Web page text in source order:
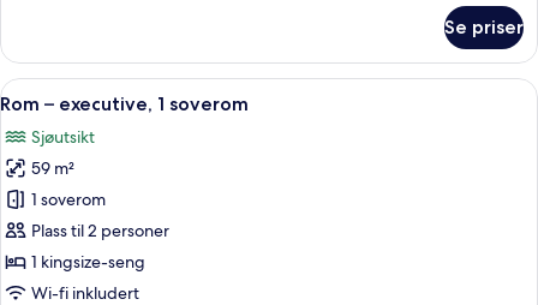
–
premier,
2
Se priser
Åpne
alle
bildene
av
Rom
–
executive,
1
Sengetøy av topp kvalitet,
6
Rom – executive, 1 soverom
Sjøutsikt
59 m²
1 soverom
Plass til 2 personer
1 kingsize-seng
Wi-fi inkludert